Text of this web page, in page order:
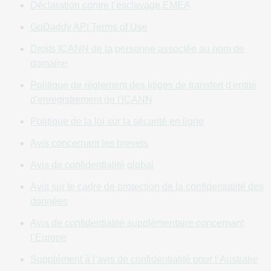
ce Site ou les Services. En outre, GoDaddy peut
modifications apportées à cet Accord par email. Il est donc
très important que vous gardiez vos informations de compte
acheteur (« Compte ** ») à jour. GoDaddy décline toute
notification par email si cette défaillance résulte d’une
adresse email inexacte. En outre, GoDaddy peut mettre fin à
Votre utilisation des Services pour toute violation ou non-
RÉSERVE LE DROIT DE MODIFIER, CHANGER, OU
ARRÊTER TOUT ASPECT DE CE SITE OU DES
PRIX ET LES COÛTS POUR CEUX-CI, À TOUT MOMENT.
Ce Site et les Services sont uniquement disponibles pour
les clients professionnels (les «
Utilisateurs
») qui peuvent
Déclaration contre l’esclavage EMEA
GoDaddy API Terms of Use
Droits ICANN de la personne associée au nom de
domaine
Politique de règlement des litiges de transfert d'entité
d'enregistrement de l'ICANN
Politique de la loi sur la sécurité en ligne
Avis concernant les brevets
Avis de confidentialité global
Avis sur le cadre de protection de la confidentialité des
données
Avis de confidentialité supplémentaire concernant
l’Europe
Supplément à l’avis de confidentialité pour l’Australie